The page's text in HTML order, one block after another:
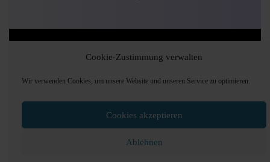
Cookie-Zustimmung verwalten
Wir verwenden Cookies, um unsere Website und unseren Service zu optimieren.
Cookies akzeptieren
Ablehnen
Pods Hamburg © 2024, Foto: Andrea Lang
Scroll